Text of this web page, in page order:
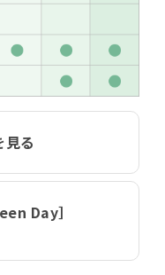
る
Day］